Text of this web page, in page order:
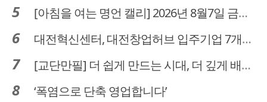
[아침을 여는 명언 캘리] 2026년 8월7일 금요일
대전혁신센터, 대전창업허브 입주기업 7개사 모집
[교단만필] 더 쉽게 만드는 시대, 더 깊게 배우는 교육
‘폭염으로 단축 영업합니다’